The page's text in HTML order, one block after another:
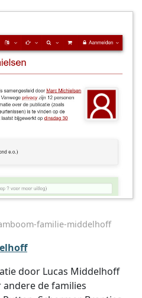
familie-middelhoff
door Lucas Middelhoff
de families